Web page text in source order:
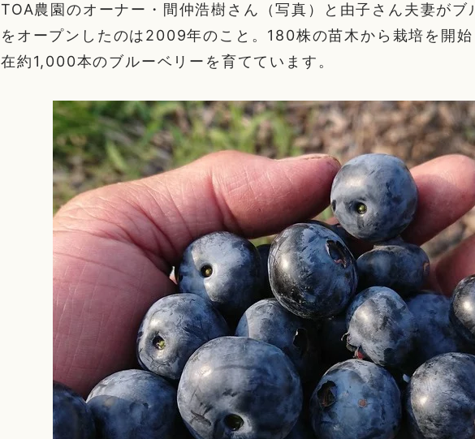
TOA農園のオーナー・間仲浩樹さん（写真）と由子さん夫妻がブ
をオープンしたのは2009年のこと。180株の苗木から栽培を開
在約1,000本のブルーベリーを育てています。